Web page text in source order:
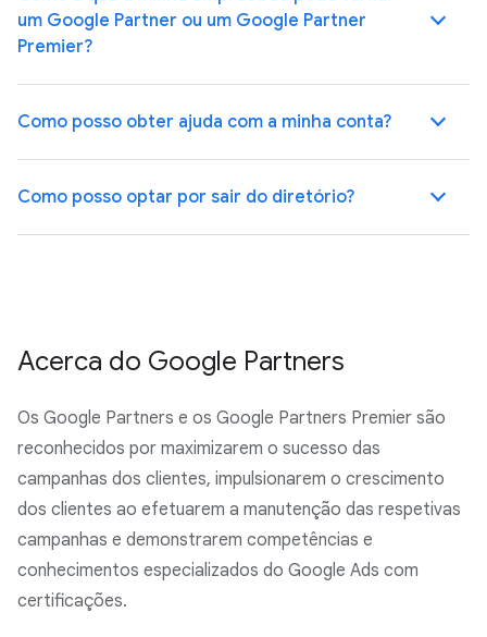
um Google Partner ou um Google Partner
Premier?
Como posso obter ajuda com a minha conta?
Como posso optar por sair do diretório?
Acerca do Google Partners
Os Google Partners e os Google Partners Premier são
reconhecidos por maximizarem o sucesso das
campanhas dos clientes, impulsionarem o crescimento
dos clientes ao efetuarem a manutenção das respetivas
campanhas e demonstrarem competências e
conhecimentos especializados do Google Ads com
certificações.